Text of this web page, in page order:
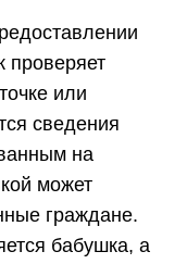
проверяет
или
сведения
на
может
граждане.
бабушка, а